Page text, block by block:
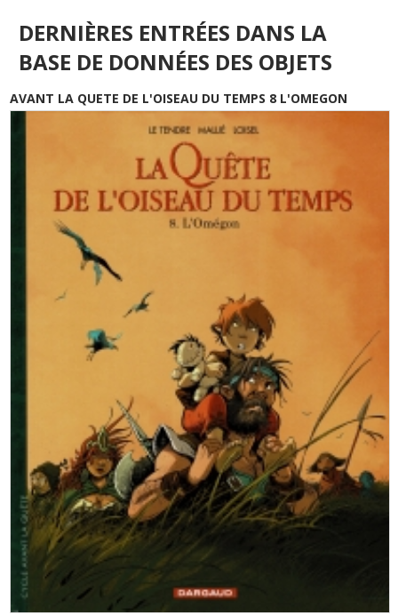
DERNIÈRES ENTRÉES DANS LA
BASE DE DONNÉES DES OBJETS
AVANT LA QUETE DE L'OISEAU DU TEMPS 8 L'OMEGON